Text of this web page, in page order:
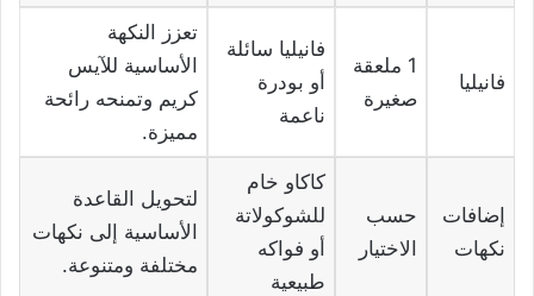
فانيليا
1 ملعقة
صغيرة
فانيليا سائلة
أو بودرة
ناعمة
تعزز النكهة
الأساسية للآيس
كريم وتمنحه رائحة
مميزة.
إضافات
نكهات
حسب
الاختيار
كاكاو خام
للشوكولاتة
أو فواكه
طبيعية
لتحويل القاعدة
الأساسية إلى نكهات
مختلفة ومتنوعة.